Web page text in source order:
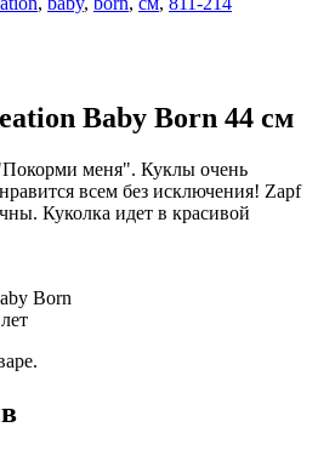
Baby Born 44 см
меня". Куклы очень
всем без исключения! Zapf
Куколка идет в красивой
Born